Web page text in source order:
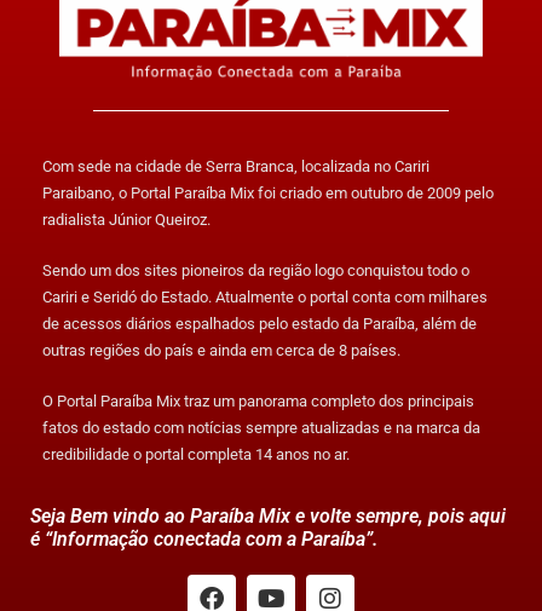
Com sede na cidade de Serra Branca, localizada no Cariri
Paraibano, o Portal Paraíba Mix foi criado em outubro de 2009 pelo
radialista Júnior Queiroz.
Sendo um dos sites pioneiros da região logo conquistou todo o
Cariri e Seridó do Estado. Atualmente o portal conta com milhares
de acessos diários espalhados pelo estado da Paraíba, além de
outras regiões do país e ainda em cerca de 8 países.
O Portal Paraíba Mix traz um panorama completo dos principais
fatos do estado com notícias sempre atualizadas e na marca da
credibilidade o portal completa 14 anos no ar.
Seja Bem vindo ao Paraíba Mix e volte sempre, pois aqui
é “Informação conectada com a Paraíba”.